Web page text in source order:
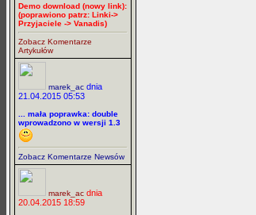
Demo download (nowy link):
(poprawiono patrz: Linki->
Przyjaciele -> Vanadis)
Zobacz Komentarze
Artykułów
marek_ac dnia
21.04.2015 05:53
... mała poprawka: double
wprowadzono w wersji 1.3
Zobacz Komentarze Newsów
marek_ac dnia
20.04.2015 18:59